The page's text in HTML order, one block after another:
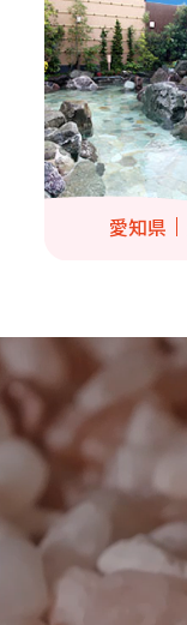
愛知県